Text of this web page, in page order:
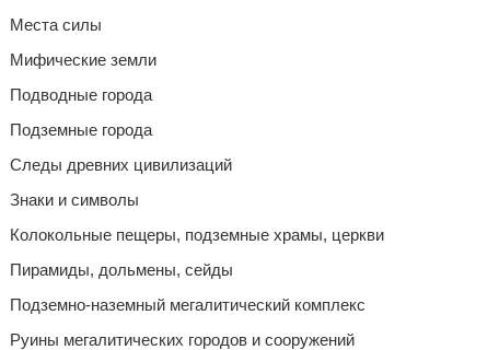
Места силы
Мифические земли
Подводные города
Подземные города
Следы древних цивилизаций
Знаки и символы
Колокольные пещеры, подземные храмы, церкви
Пирамиды, дольмены, сейды
Подземно-наземный мегалитический комплекс
Руины мегалитических городов и сооружений